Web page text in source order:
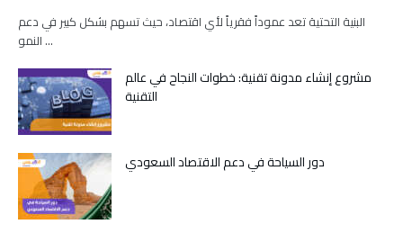
البنية التحتية تعد عموداً فقرياً لأي اقتصاد، حيث تسهم بشكل كبير في دعم
النمو …
مشروع إنشاء مدونة تقنية: خطوات النجاح في عالم
التقنية
دور السياحة في دعم الاقتصاد السعودي